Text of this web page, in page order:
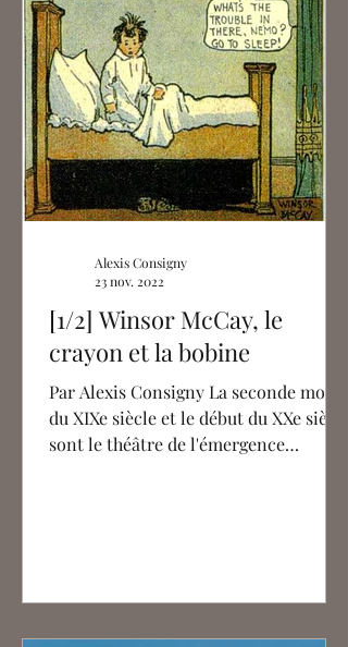
[1/2] Winsor McCay, le
crayon et la bobine
Par Alexis Consigny La seconde moitié
du XIXe siècle et le début du XXe siècle
sont le théâtre de l'émergence
Alexis Consigny
23 nov. 2022